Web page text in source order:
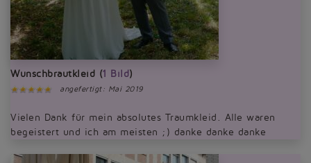
Wunschbrautkleid (1 Bild)
angefertigt: Mai 2019
Vielen Dank für mein absolutes Traumkleid. Alle waren
begeistert und ich am meisten ;) danke danke danke